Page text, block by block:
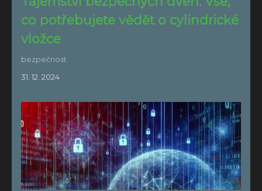
co potřebujete vědět o cylindrické
vložce
bezpečnost
31. 12. 2024